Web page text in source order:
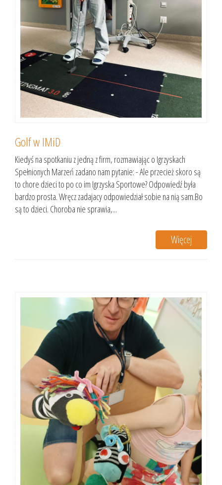
Golf w IMiD
Kiedyś na spotkaniu z jedną z firm, rozmawiając o Igrzyskach
Spełnionych Marzeń zadano nam pytanie: - Ale przecież skoro są
to chore dzieci to po co im Igrzyska Sportowe? Odpowiedź była
bardzo prosta. Wręcz zadajacy odpowiedział sobie na nią sam.Bo
są to dzieci. Choroba nie sprawia,...
Więcej